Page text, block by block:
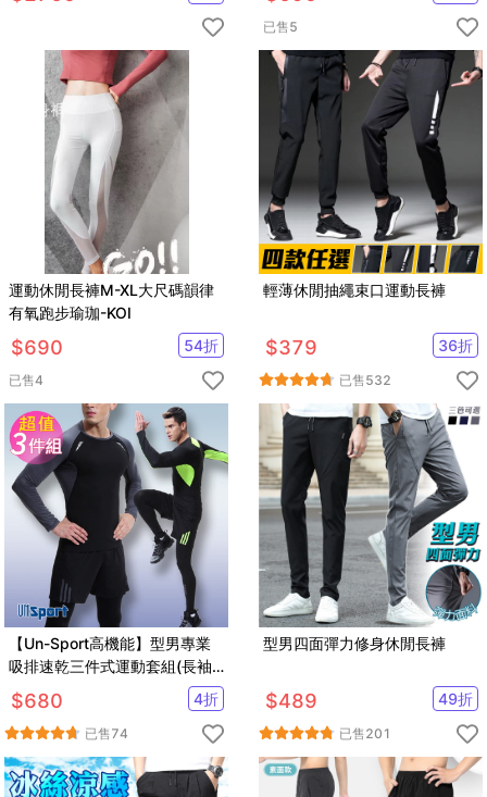
已售5
運動休閒長褲M-XL大尺碼韻律
有氧跑步瑜珈-KOI
$690 54折
已售4
輕薄休閒抽繩束口運動長褲
$379 36折
已售532
【Un-Sport高機能】型男專業
吸排速乾三件式運動套組(長袖
+短褲+緊身長褲)
$680 4折
已售74
型男四面彈力修身休閒長褲
$489 49折
已售201